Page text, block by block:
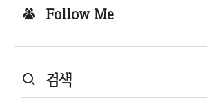
Follow Me
검색